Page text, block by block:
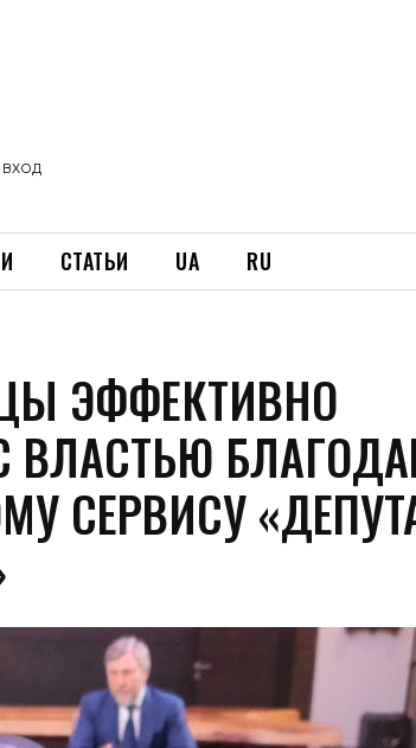
ВХОД
СТАТЬИ UA RU
ЭФФЕКТИВНО
СЕРВИСУ